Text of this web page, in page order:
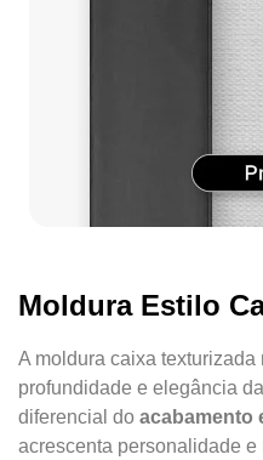
Moldura Estilo
A moldura caixa texturizada
profundidade e elegância
diferencial do acabamento
acrescenta personalidade